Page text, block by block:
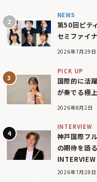
NEWS
第50回ピテ
セミファイ
2026年7月29日
PICK UP
国際的に活
が奏でる極
2026年8月2日
INTERVIEW
神戸国際フ
の期待を語る
2026年7月28日